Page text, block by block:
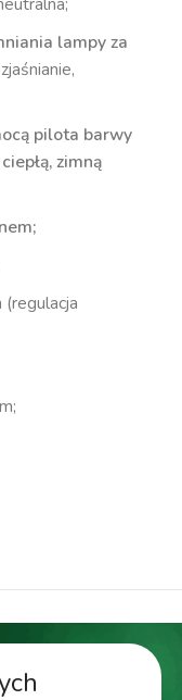
lampy za
pilota barwy
zimną
(regulacja